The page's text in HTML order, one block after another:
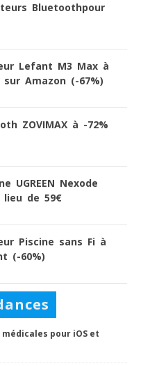
Bluetoothpour
Lefant M3 Max à
Amazon (-67%)
ZOVIMAX à -72%
UGREEN Nexode
lieu de 59€
Piscine sans Fi à
(-60%)
pour iOS et